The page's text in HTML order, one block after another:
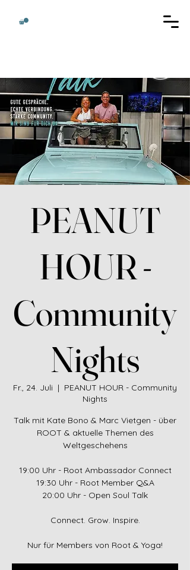
PEANUT
HOUR -
Community
Nights
Fr., 24. Juli
  |
PEANUT HOUR - Community
Nights
Talk mit Kate Bono & Marc Vietgen - über
ROOT & aktuelle Themen des
Weltgeschehens
19:00 Uhr - Root Ambassador Connect
19:30 Uhr - Root Member Q&A
20:00 Uhr - Open Soul Talk
Connect. Grow. Inspire.
Nur für Members von Root & Yoga!